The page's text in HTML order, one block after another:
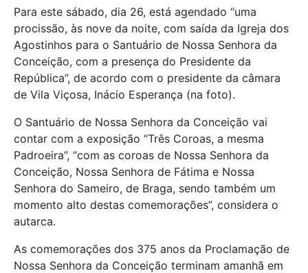
Para este sábado, dia 26, está agendado “uma
procissão, às nove da noite, com saída da Igreja dos
Agostinhos para o Santuário de Nossa Senhora da
Conceição, com a presença do Presidente da
República”, de acordo com o presidente da câmara
de Vila Viçosa, Inácio Esperança (na foto).
O Santuário de Nossa Senhora da Conceição vai
contar com a exposição “Três Coroas, a mesma
Padroeira”, “com as coroas de Nossa Senhora da
Conceição, Nossa Senhora de Fátima e Nossa
Senhora do Sameiro, de Braga, sendo também um
momento alto destas comemorações”, considera o
autarca.
As comemorações dos 375 anos da Proclamação de
Nossa Senhora da Conceição terminam amanhã em